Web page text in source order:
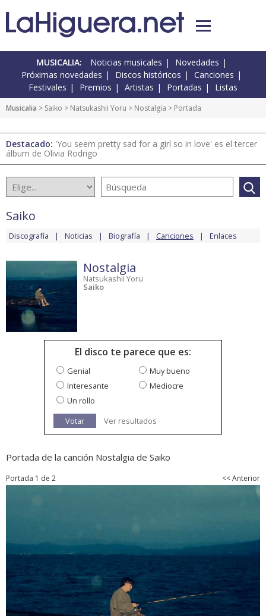
MUSICALIA: Noticias musicales
Novedades
Próximas novedades
Discos históricos
Canciones
Festivales
Premios Artistas Portadas Listas
Musicalia > Saiko > Natsukashii Yoru > Nostalgia > Portada
Destacado: 'You seem pretty sad for a girl so in love' es el tercer
álbum de Olivia Rodrigo
Saiko
Discografía Noticias Biografía Canciones Enlaces
Nostalgia
Natsukashii Yoru
Saiko
El disco te parece que es:
Genial
Muy bueno
Interesante
Mediocre
Un rollo
Votar
Ver resultados
Portada de la canción Nostalgia de Saiko
Portada 1 de 2 << Anterior